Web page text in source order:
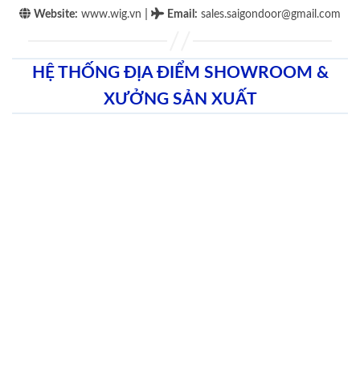
Website: www.wig.vn Email : sales.saigondoor@gmail.com
HỆ THỐNG ĐỊA ĐIỂM SHOWROOM &
XƯỞNG SẢN XUẤT